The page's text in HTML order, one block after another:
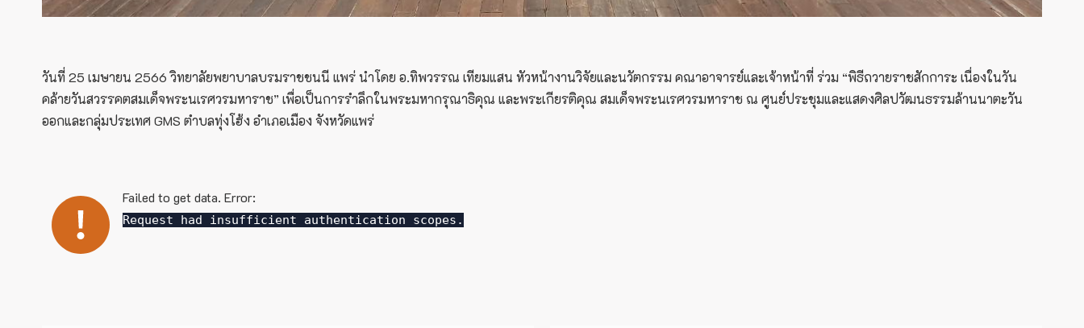
วันที่ 25 เมษายน 2566 วิทยาลัยพยาบาลบรมราชชนนี แพร่ นำโดย อ.ทิพวรรณ เทียมแสน หัวหน้างานวิจัยและนวัตกรรม คณาอาจารย์และเจ้าหน้าที่ ร่วม “พิธีถวายราชสักการะ เนื่องในวัน
คล้ายวันสวรรคตสมเด็จพระนเรศวรมหาราช” เพื่อเป็นการรำลึกในพระมหากรุณาธิคุณ และพระเกียรติคุณ สมเด็จพระนเรศวรมหาราช ณ ศูนย์ประชุมและแสดงศิลปวัฒนธรรมล้านนาตะวัน
ออกและกลุ่มประเทศ GMS ตำบลทุ่งโฮ้ง อำเภอเมือง จังหวัดแพร่
Failed to get data. Error:
Request had insufficient authentication scopes.